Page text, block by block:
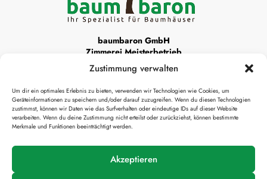
Zustimmung verwalten
Um dir ein optimales Erlebnis zu bieten, verwenden wir Technologien wie Cookies, um
Geräteinformationen zu speichern und/oder darauf zuzugreifen. Wenn du diesen Technologien
zustimmst, können wir Daten wie das Surfverhalten oder eindeutige IDs auf dieser Website
verarbeiten. Wenn du deine Zustimmung nicht erteilst oder zurückziehst, können bestimmte
Merkmale und Funktionen beeinträchtigt werden.
Akzeptieren
baumbaron GmbH
Zimmerei Meisterbetrieb
Unsere Werkstattadresse ist:
Krottenthaler Alm 22
83666 Waakirchen
 info@baumbaron.de